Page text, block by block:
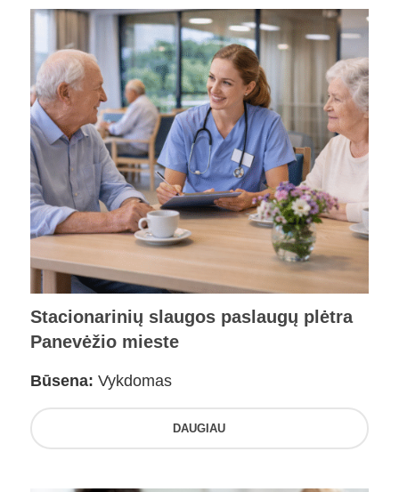
Stacionarinių slaugos paslaugų plėtra
Panevėžio mieste
Būsena: Vykdomas
DAUGIAU